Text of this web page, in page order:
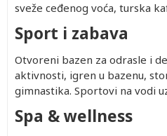
sveže ceđenog voća, turska
Sport i zabava
Otvoreni bazen za odrasle i
aktivnosti, igren u bazenu,
gimnastika. Sportovi na vodi
Spa & wellness